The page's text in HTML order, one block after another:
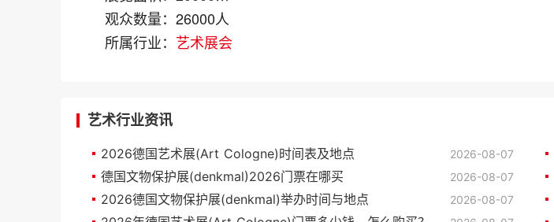
观众数量： 26000人
所属行业： 艺术展会
艺术行业资讯
2026德国艺术展(Art Cologne)时间表及地点 2026-08-07
德国文物保护展(denkmal)2026门票在哪买 2026-08-07
2026德国文物保护展(denkmal)举办时间与地点 2026-08-07